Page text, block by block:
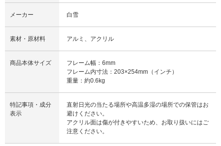
メーカー 白雪
素材・原材料 アルミ、アクリル
商品本体サイズ
フレーム幅：6mm
フレーム内寸法：203×254mm（インチ）
重量：約0.6kg
特記事項・成分
表示
直射日光の当たる場所や高温多湿の場所での保管はお
避けください。
アクリル面は傷が付きやすいため、お取り扱いにはご
注意ください。